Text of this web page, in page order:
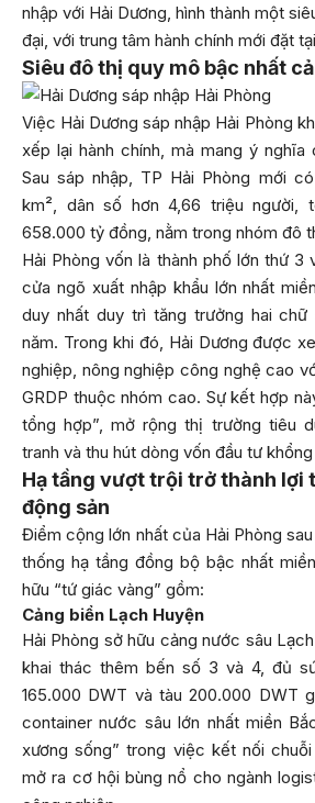
nhập với Hải Dương, hình thành một
đại, với trung tâm hành chính mới đặt
Siêu đô thị quy mô bậc nhất
Việc Hải Dương sáp nhập Hải Phòng
xếp lại hành chính, mà mang ý
Sau sáp nhập, TP Hải Phòng mới
km², dân số hơn 4,66 triệu người,
658.000 tỷ đồng, nằm trong nhóm đô
Hải Phòng vốn là thành phố lớn thứ 3
cửa ngõ xuất nhập khẩu lớn nhất
duy nhất duy trì tăng trưởng hai
năm. Trong khi đó, Hải Dương được
nghiệp, nông nghiệp công nghệ cao
GRDP thuộc nhóm cao. Sự kết hợp
tổng hợp”, mở rộng thị trường tiêu
tranh và thu hút dòng vốn đầu tư
Hạ tầng vượt trội trở thành lợi
động sản
Điểm cộng lớn nhất của Hải Phòng
thống hạ tầng đồng bộ bậc nhất
hữu “tứ giác vàng” gồm:
Cảng biển Lạch Huyện
Hải Phòng sở hữu cảng nước sâu
khai thác thêm bến số 3 và 4, đủ
165.000 DWT và tàu 200.000 DWT
container nước sâu lớn nhất miền
xương sống” trong việc kết nối
mở ra cơ hội bùng nổ cho ngành